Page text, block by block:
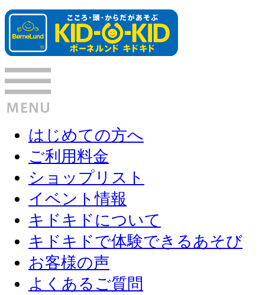
はじめての方へ
ご利用料金
ショップリスト
イベント情報
キドキドについて
キドキドで体験できるあそび
お客様の声
よくあるご質問